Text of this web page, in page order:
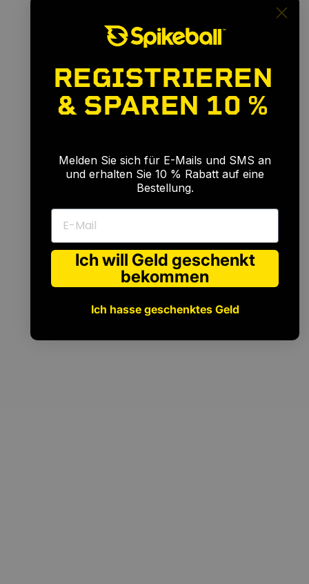
REGISTRIEREN
& SPAREN 10 %
Melden Sie sich für E-Mails und SMS an
und erhalten Sie 10 % Rabatt auf eine
Bestellung.
E-Mail
Ich will Geld geschenkt
bekommen
Ich hasse geschenktes Geld